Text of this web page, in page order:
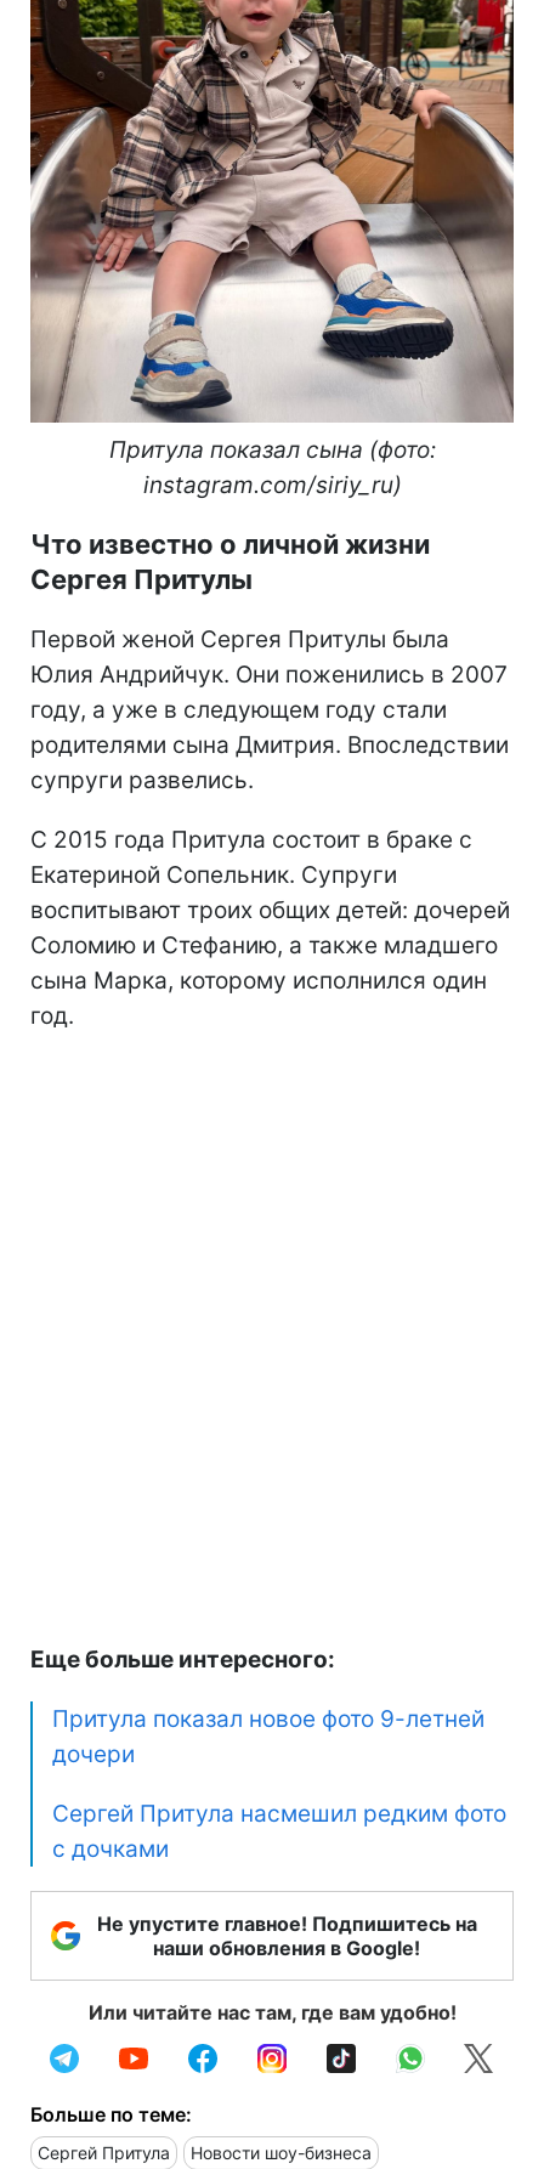
Притула показал сына (фото:
instagram.com/siriy_ru)
Что известно о личной жизни
Сергея Притулы
Первой женой Сергея Притулы была
Юлия Андрийчук. Они поженились в 2007
году, а уже в следующем году стали
родителями сына Дмитрия. Впоследствии
супруги развелись.
С 2015 года Притула состоит в браке с
Екатериной Сопельник. Супруги
воспитывают троих общих детей: дочерей
Соломию и Стефанию, а также младшего
сына Марка, которому исполнился один
год.
Еще больше интересного:
Притула показал новое фото 9-летней
дочери
Сергей Притула насмешил редким фото
с дочками
Не упустите главное! Подпишитесь на
наши обновления в Google!
Или читайте нас там, где вам удобно!
Больше по теме:
Сергей Притула Новости шоу-бизнеса